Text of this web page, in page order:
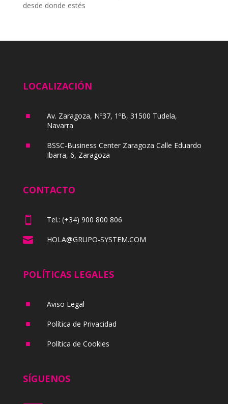
desde donde estés
LOCALIZACIÓN
^
Av. Zaragoza, Nº37, 1ºB, 31500 Tudela,
Navarra
^
BSSC-Business Center Zaragoza Calle Eduardo
Ibarra, 6, Zaragoza
CONTACTO
 Tel.: (+34) 900 800 806
 HOLA@GRUPO-SYSTEM.COM
POLÍTICAS LEGALES
^ Aviso Legal
^ Política de Privacidad
^ Política de Cookies
SÍGUENOS